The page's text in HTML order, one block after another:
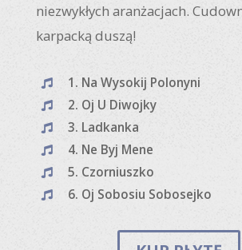
niezwykłych aranżacjach.
karpacką duszą!
 1. Na Wysokij Polonyni
 2. Oj U Diwojky
 3. Ladkanka
 4. Ne Byj Mene
 5. Czorniuszko
 6. Oj Sobosiu Sobosejko